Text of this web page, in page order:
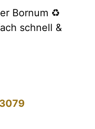
Bornum ♻️
schnell &